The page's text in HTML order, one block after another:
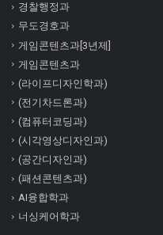
경찰행정과
무도경호과
게임콘텐츠과[3년제]
게임콘텐츠과
(라이프디자인학과)
(전기차드론과)
(컴퓨터코딩과)
(시각영상디자인과)
(공간디자인과)
(패션콘텐츠과)
AI융합학과
너싱케어학과